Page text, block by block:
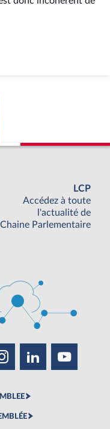
LCP
Accédez à toute
l'actualité de
Chaine Parlementaire